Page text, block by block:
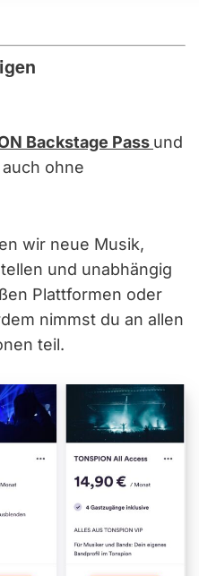
Backstage Pass und
ohne
wir neue Musik,
und unabhängig
Plattformen oder
nimmst du an allen
teil.